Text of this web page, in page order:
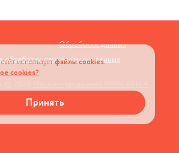
Обработка данных
обработки персональных данных
используетфайлы cookies.
cookies?
Принять